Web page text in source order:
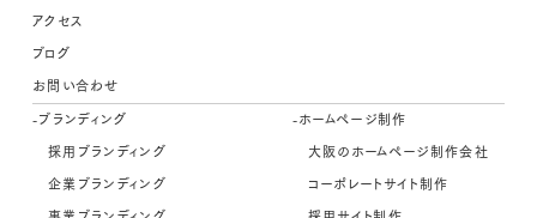
アクセス
ブログ
お問い合わせ
-ブランディング
採用ブランディング
企業ブランディング
-ホームページ制作
大阪のホームページ制作会社
コーポレートサイト制作